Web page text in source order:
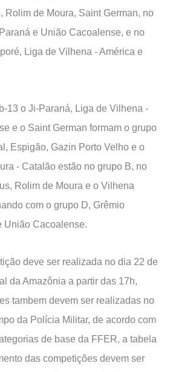
Rolim de Moura, Saint German, no
e União Cacoalense, e no
Liga de Vilhena - América e
13 o Ji-Paraná, Liga de Vilhena -
e o Saint German formam o grupo
Espigão, Gazin Porto Velho e o
- Catalão estão no grupo B, no
Rolim de Moura e o Vilhena
com o grupo D, Grêmio
União Cacoalense.
deve ser realizada no dia 22 de
da Amazônia a partir das 17h,
tambem devem ser realizadas no
da Polícia Militar, de acordo com
de base da FFER, a tabela
das competições devem ser